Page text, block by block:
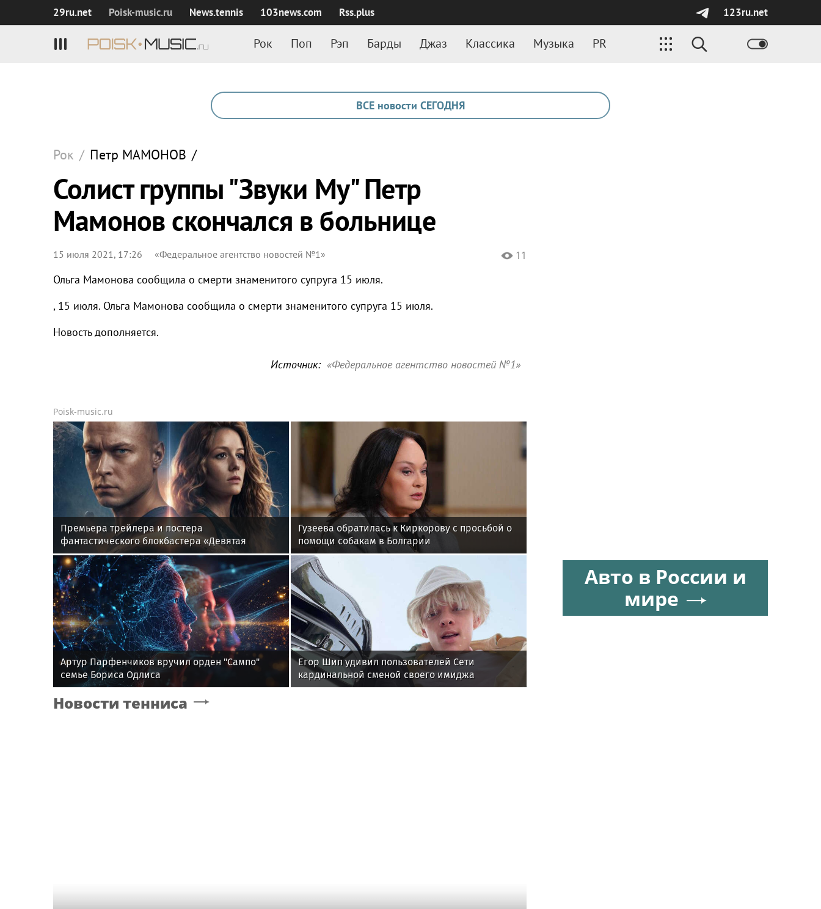
29ru.net Poisk‑music.ru News.tennis 103news.com Rss.plus 123ru.net
Рок Поп Рэп Барды Джаз Классика Музыка PR
ВСЕ новости СЕГОДНЯ
Рок / Петр МАМОНОВ /
Солист группы "Звуки Му" Петр
Мамонов скончался в больнице
15 июля 2021, 17:26 «Федеральное агентство новостей №1» 11
Ольга Мамонова сообщила о смерти знаменитого супруга 15 июля.
, 15 июля. Ольга Мамонова сообщила о смерти знаменитого супруга 15 июля.
Новость дополняется.
Источник: «Федеральное агентство новостей №1»
Poisk-music.ru
Премьера трейлера и постера
фантастического блокбастера «Девятая
планета»
Гузеева обратилась к Киркорову с просьбой о
помощи собакам в Болгарии
Артур Парфенчиков вручил орден "Сампо"
семье Бориса Одлиса
Егор Шип удивил пользователей Сети
кардинальной сменой своего имиджа
Новости тенниса
Авто в России и
мире